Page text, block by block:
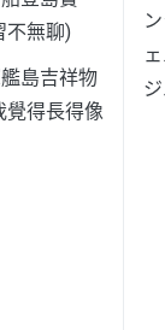
不無聊)
島吉祥物
覺得長得像